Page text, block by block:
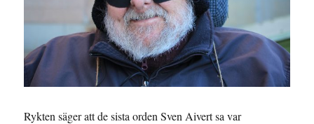
Rykten säger att de sista orden Sven Aivert sa var